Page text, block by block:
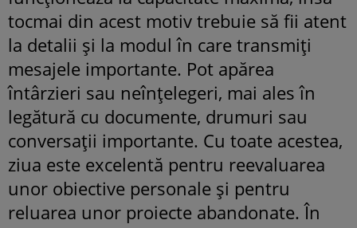
tocmai din acest motiv trebuie să fii atent
la detalii și la modul în care transmiți
mesajele importante. Pot apărea
întârzieri sau neînțelegeri, mai ales în
legătură cu documente, drumuri sau
conversații importante. Cu toate acestea,
ziua este excelentă pentru reevaluarea
unor obiective personale și pentru
reluarea unor proiecte abandonate. În